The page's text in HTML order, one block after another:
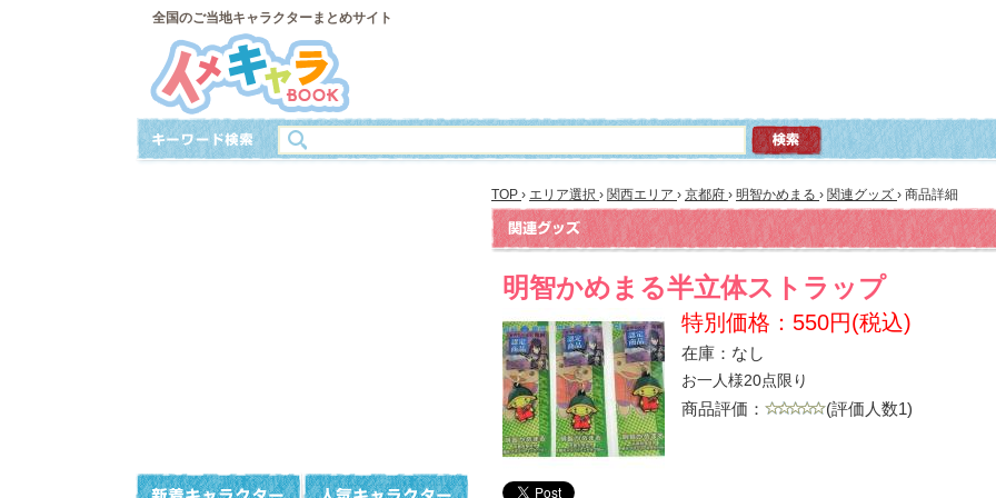
全国のご当地キャラクターまとめサイト
TOP › エリア選択 › 関西エリア › 京都府 › 明智かめまる › 関連グッズ › 商品詳細
明智かめまる半立体ストラップ
特別価格：550円(税込)
在庫：なし
お一人様20点限り
商品評価： (評価人数1)